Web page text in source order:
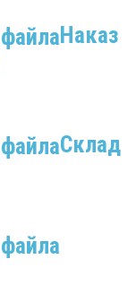
Наказ
Склад